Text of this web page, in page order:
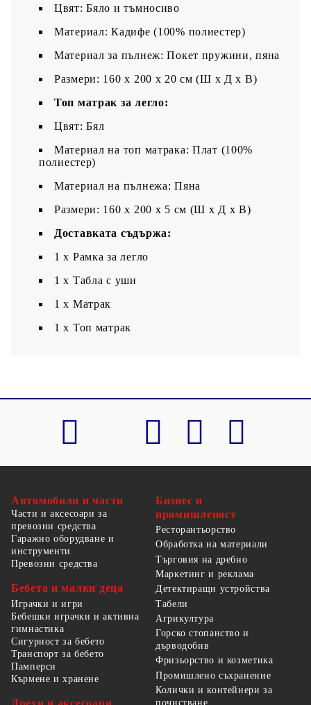
Цвят: Бяло и тъмносиво
Материал: Кадифе (100% полиестер)
Материал за пълнеж: Покет пружини, пяна
Размери: 160 x 200 x 20 см (Ш x Д x В)
Топ матрак за легло:
Цвят: Бял
Материал на топ матрака: Плат (100%
полиестер)
Материал на пълнежа: Пяна
Размери: 160 x 200 x 5 см (Ш x Д x В)
Доставката съдържа:
1 x Рамка за легло
1 х Табла с уши
1 x Матрак
1 х Топ матрак
Автомобили и части
Части и аксесоари за
превозни средства
Гаражно оборудване и
инструменти
Превозни средства
Бебета и малки деца
Играчки и игри
Бебешки играчки и активна
гимнастика
Сигурност за бебето
Транспорт за бебето
Памперси
Кърмене и хранене
Бизнес и
промишленост
Ресторантьорство
Обработка на материали
Търговия на дребно
Маркетинг и реклама
Детектиращи устройства
Табели
Агрикултура
Горско стопанство и
дърводобив
Фризьорство и козметика
Промишлено съхранение
Колички и контейнери за
почистване